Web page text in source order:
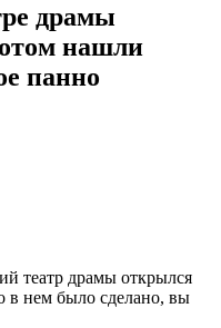
драмы
нашли
панно
театр драмы открылся
в нем было сделано, вы